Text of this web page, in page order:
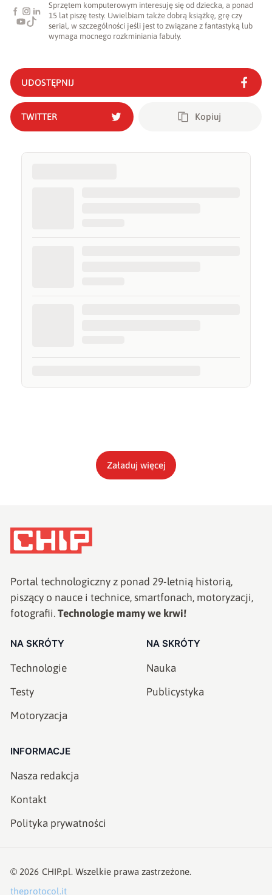
Sprzętem komputerowym interesuję się od dziecka, a ponad
15 lat piszę testy. Uwielbiam także dobrą książkę, grę czy
serial, w szczególności jeśli jest to związane z fantastyką lub
wymaga mocnego rozkminiania fabuły.
UDOSTĘPNIJ
TWITTER Kopiuj
Załaduj więcej
Portal technologiczny z ponad 29-letnią historią,
piszący o nauce i technice, smartfonach, motoryzacji,
fotografii. Technologie mamy we krwi!
NA SKRÓTY
Technologie
Testy
Motoryzacja
NA SKRÓTY
Nauka
Publicystyka
INFORMACJE
Nasza redakcja
Kontakt
Polityka prywatności
© 2026 CHIP.pl. Wszelkie prawa zastrzeżone.
theprotocol.it